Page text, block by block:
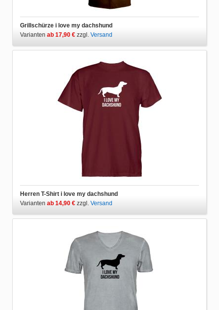
Grillschürze i love my dachshund
Varianten ab 17,90 € zzgl. Versand
Herren T-Shirt i love my dachshund
Varianten ab 14,90 € zzgl. Versand